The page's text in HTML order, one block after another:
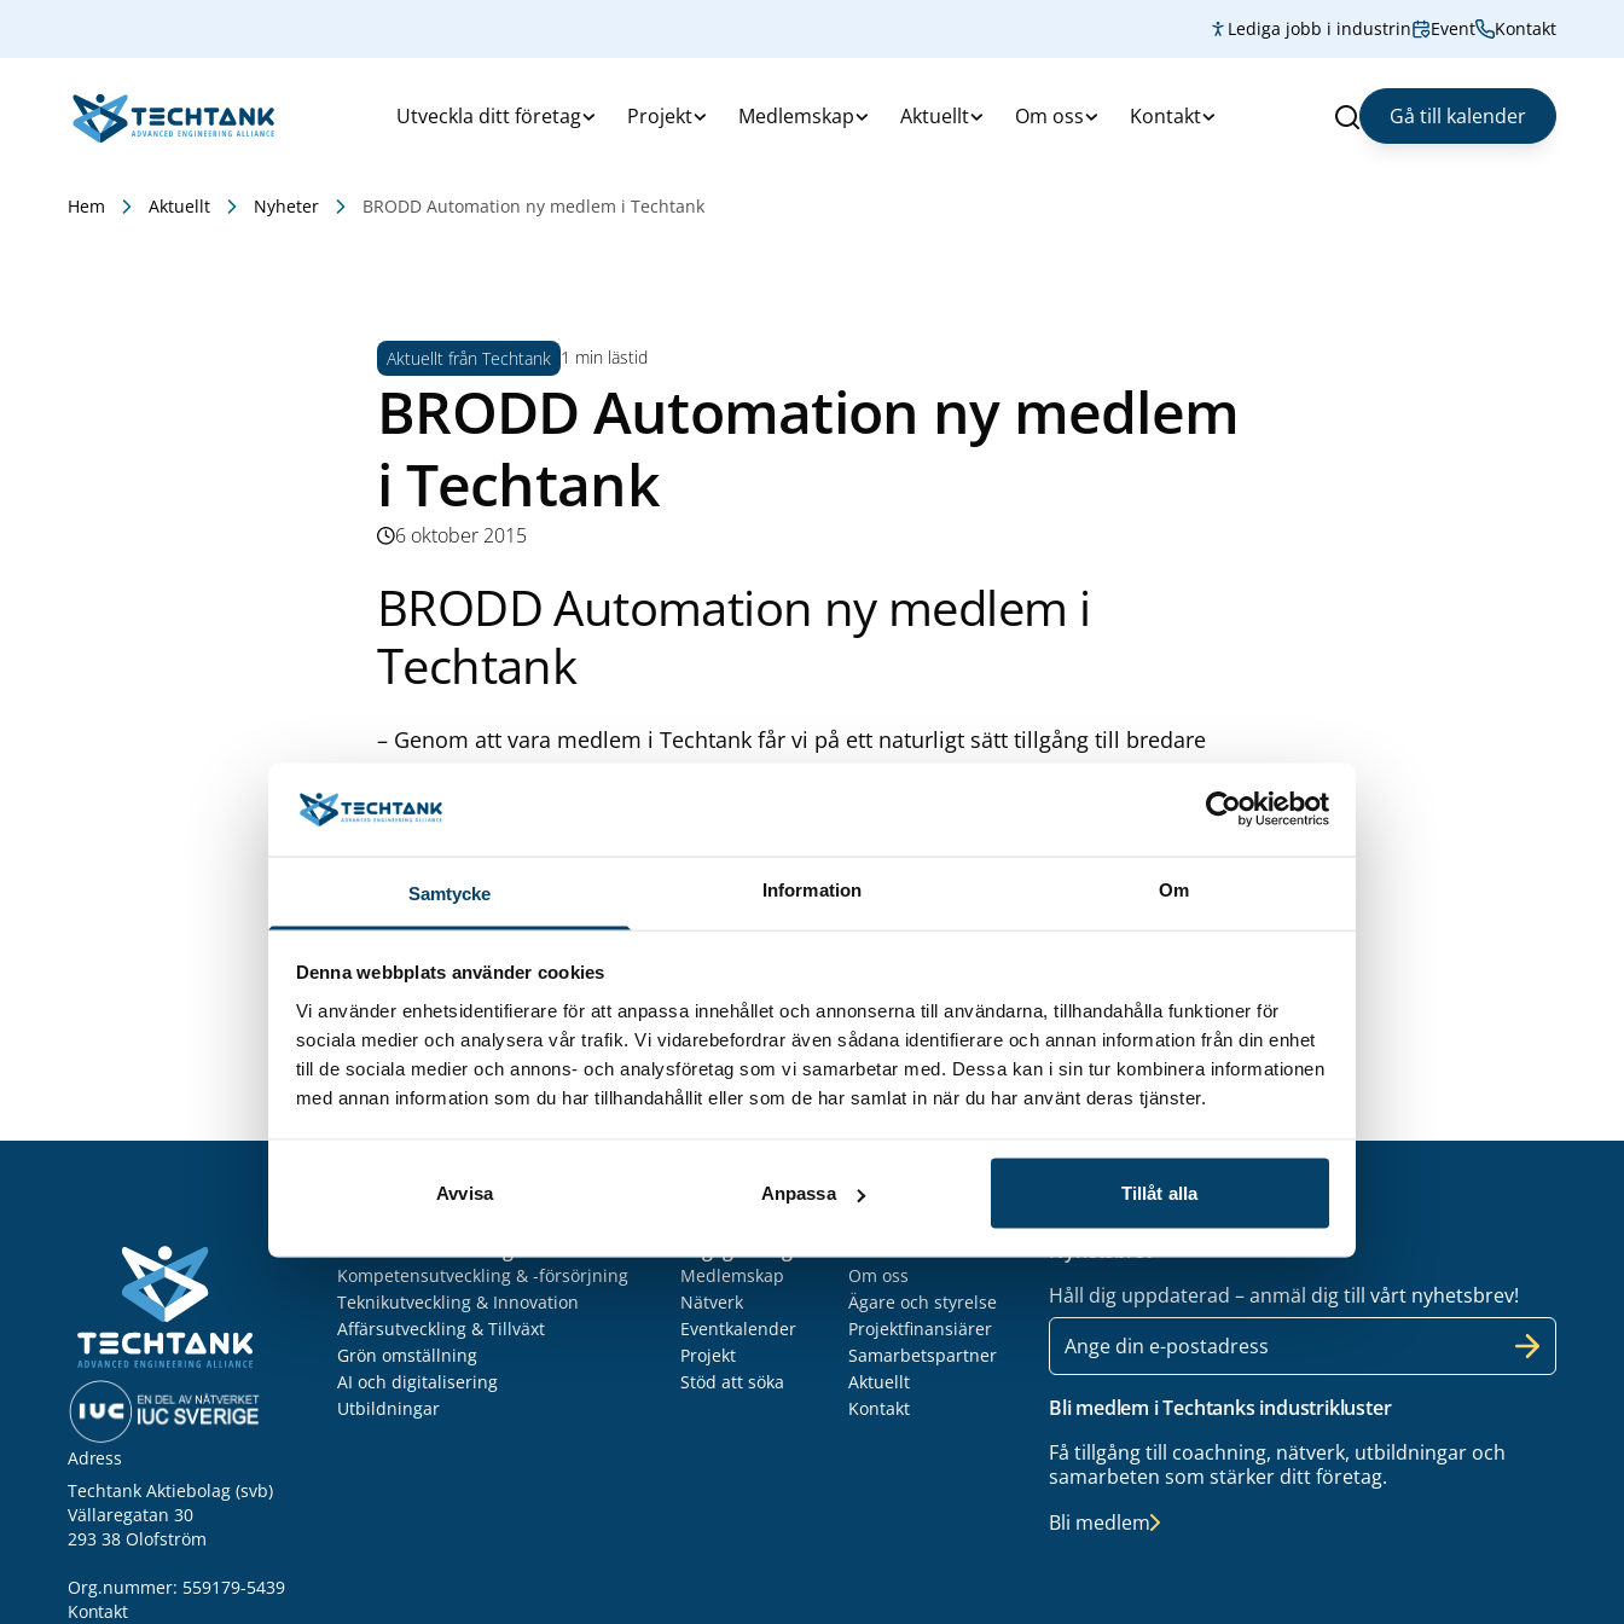
Samtycke Information Om
Denna webbplats använder cookies
Vi använder enhetsidentifierare för att anpassa innehållet och annonserna till användarna, tillhandahålla funktioner för
sociala medier och analysera vår trafik. Vi vidarebefordrar även sådana identifierare och annan information från din enhet
till de sociala medier och annons- och analysföretag som vi samarbetar med. Dessa kan i sin tur kombinera informationen
med annan information som du har tillhandahållit eller som de har samlat in när du har använt deras tjänster.
Avvisa Anpassa Tillåt alla
Lediga jobb i industrin Event Kontakt
Utveckla ditt företag Projekt Medlemskap Aktuellt Om oss Kontakt Sök Gå till kalender
Hem Aktuellt Nyheter BRODD Automation ny medlem i Techtank
Aktuellt från Techtank 1 min lästid
BRODD Automation ny medlem
i Techtank
6 oktober 2015
BRODD Automation ny medlem i
Techtank
– Genom att vara medlem i Techtank får vi på ett naturligt sätt tillgång till bredare
olika projekt, säger Brodde Bengtsson, VD för BRODD Automation som nyligen blev
aluminiumplåt, rostfritt, plastskivor, hårdpressad papp. Företaget har under den
senaste tiden haft en ökad global försäljning av deras Separator modell 70718 och
kan konstatera att den engelska bilmarknaden inom överskådlig tid är den mest
intressanta. – Vi önskar därför förstärka vårt nätverk och utöka våra
försäljningsvolymer i Storbritannien, och här är Techtanks Automotive-satsning mot
denna marknad mycket intressant.
Adress
Techtank Aktiebolag (svb)
Vällaregatan 30
293 38 Olofström
Org.nummer: 559179-5439
Kontakt
Kompetensutveckling & -försörjning
Teknikutveckling & Innovation
Affärsutveckling & Tillväxt
Grön omställning
AI och digitalisering
Utbildningar
Medlemskap
Nätverk
Eventkalender
Projekt
Stöd att söka
Om oss
Ägare och styrelse
Projektfinansiärer
Samarbetspartner
Aktuellt
Kontakt
Nyhetsbrev
Håll dig uppdaterad – anmäl dig till vårt nyhetsbrev!
E-
post
Bli medlem i Techtanks industrikluster
Få tillgång till coachning, nätverk, utbildningar och
samarbeten som stärker ditt företag.
Bli medlem